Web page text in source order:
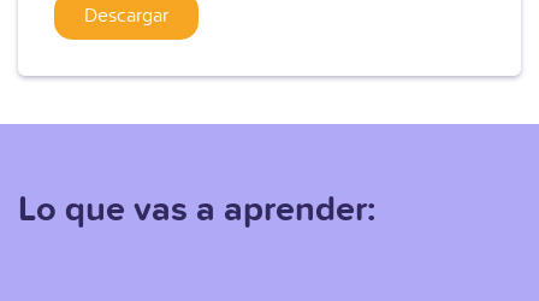
Lo que vas a aprender: